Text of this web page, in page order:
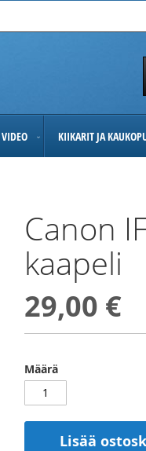
KIIKARIT JA
Canon
kaapeli
29,00 €
Määrä
Lisää